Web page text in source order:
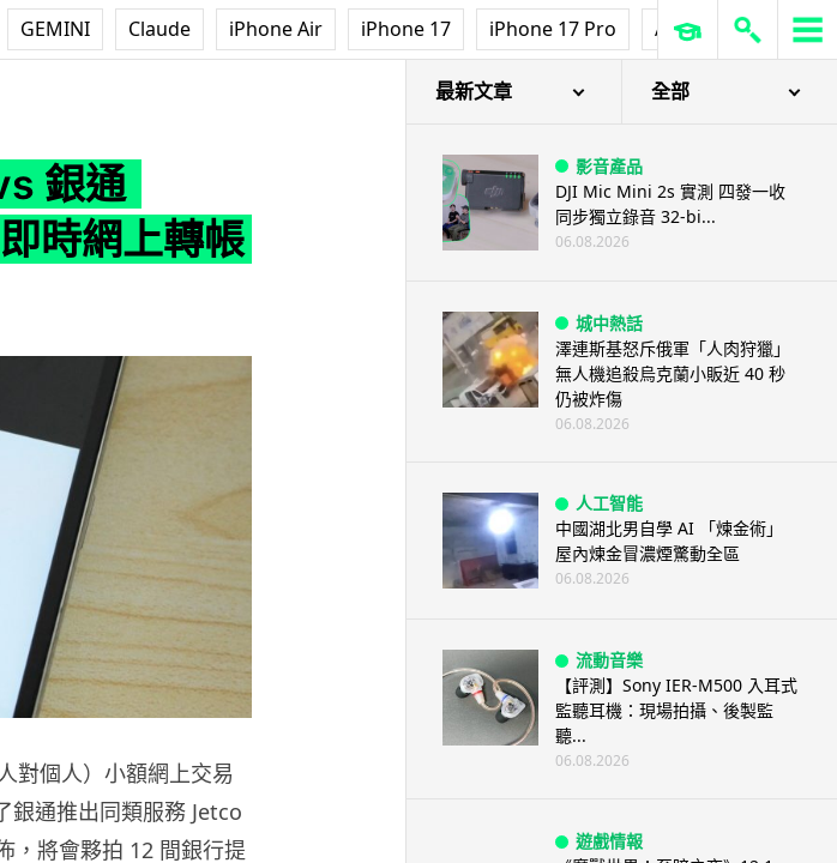
GEMINI Claude iPhone Air iPhone 17 iPhone 17 Pro AirPods Pro 3
銀通
時網上轉帳
對個人）小額網上交易
銀通推出同類服務 Jetco
，將會夥拍 12 間銀行提
最新文章 全部
影音產品
DJI Mic Mini 2s 實測 四發一收
同步獨立錄音 32-bi...
06.08.2026
城中熱話
澤連斯基怒斥俄軍「人肉狩獵」
無人機追殺烏克蘭小販近 40 秒
仍被炸傷
06.08.2026
人工智能
中國湖北男自學 AI 「煉金術」
屋內煉金冒濃煙驚動全區
06.08.2026
流動音樂
【評測】Sony IER-M500 入耳式
監聽耳機：現場拍攝、後製監
聽...
06.08.2026
遊戲情報